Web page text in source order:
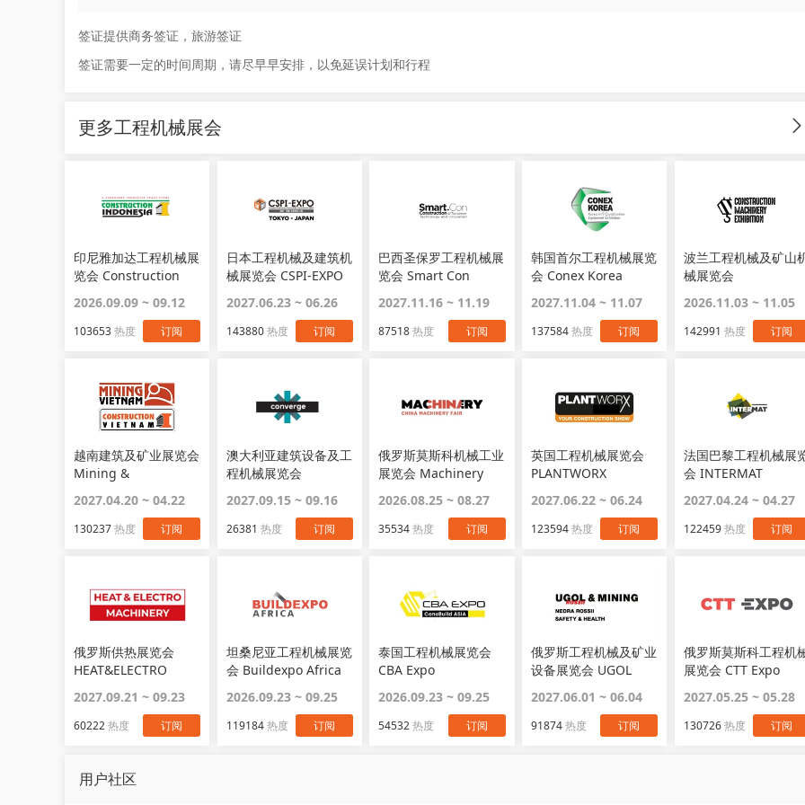
签证提供商务签证，旅游签证
签证需要一定的时间周期，请尽早早安排，以免延误计划和行程
更多工程机械展会
印尼雅加达工程机械展
览会 Construction
2026.09.09 ~ 09.12
103653热度 订阅
日本工程机械及建筑机
械展览会 CSPI-EXPO
2027.06.23 ~ 06.26
143880热度 订阅
巴西圣保罗工程机械展
览会 Smart Con
2027.11.16 ~ 11.19
87518热度 订阅
韩国首尔工程机械展览
会 Conex Korea
2027.11.04 ~ 11.07
137584热度 订阅
波兰工程机械及矿山
械展览会
Machinery
2026.11.03 ~ 11.05
142991 热度 订阅
越南建筑及矿业展览会
Mining &
Vietnam
2027.04.20 ~ 04.22
130237热度 订阅
澳大利亚建筑设备及工
程机械展览会
2027.09.15 ~ 09.16
26381 热度 订阅
俄罗斯莫斯科机械工业
展览会 Machinery
2026.08.25 ~ 08.27
35534热度 订阅
英国工程机械展览会
PLANTWORX
2027.06.22 ~ 06.24
123594热度 订阅
法国巴黎工程机械展
会 INTERMAT
2027.04.24 ~ 04.27
122459热度 订阅
俄罗斯供热展览会
HEAT&ELECTRO
2027.09.21 ~ 09.23
60222热度 订阅
坦桑尼亚工程机械展览
会 Buildexpo Africa
2026.09.23 ~ 09.25
119184热度 订阅
泰国工程机械展览会
CBA Expo
2026.09.23 ~ 09.25
54532热度 订阅
俄罗斯工程机械及矿业
设备展览会 UGOL
2027.06.01 ~ 06.04
91874热度 订阅
俄罗斯莫斯科工程机
展览会 CTT Expo
2027.05.25 ~ 05.28
130726热度 订阅
用户社区